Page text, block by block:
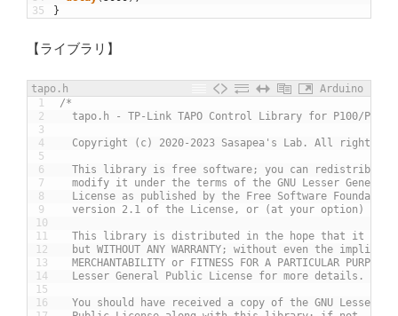
35
}
【ライブラリ】
tapo.h
Arduino
1
2
3
4
5
6
7
8
9
10
11
12
13
14
15
16
/*
tapo.h - TP-Link TAPO Control Library for P100/P105/
Copyright (c) 2020-2023 Sasapea's Lab. All right
This library is free software; you can redistribute
modify it under the terms of the GNU Lesser General
License as published by the Free Software
version 2.1 of the License, or (at your option) any
This library is distributed in the hope that it will
but WITHOUT ANY WARRANTY; without even the implied
MERCHANTABILITY or FITNESS FOR A PARTICULAR
Lesser General Public License for more details.
You should have received a copy of the GNU Lesser